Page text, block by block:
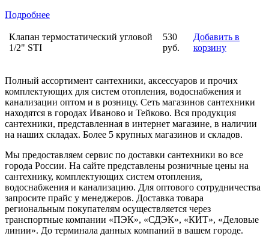
Подробнее
Клапан термостатический угловой
1/2" STI
530
руб.
Добавить в
корзину
Полный ассортимент сантехники, аксессуаров и прочих
комплектующих для систем отопления, водоснабжения и
канализации оптом и в розницу. Сеть магазинов сантехники
находятся в городах Иваново и Тейково. Вся продукция
сантехники, представленная в интернет магазине, в наличии
на наших складах. Более 5 крупных магазинов и складов.
Мы предоставляем сервис по доставки сантехники во все
города России. На сайте представлены розничные цены на
сантехнику, комплектующих систем отопления,
водоснабжения и канализацию. Для оптового сотрудничества
запросите прайс у менеджеров. Доставка товара
региональным покупателям осуществляется через
транспортные компании «ПЭК», «СДЭК», «КИТ», «Деловые
линии». До терминала данных компаний в вашем городе.